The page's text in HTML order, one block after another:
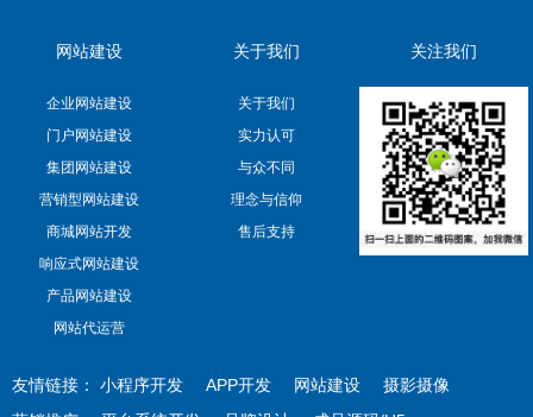
网站建设
企业网站建设
门户网站建设
集团网站建设
营销型网站建设
商城网站开发
响应式网站建设
产品网站建设
网站代运营
关于我们
关于我们
实力认可
与众不同
理念与信仰
售后支持
关注我们
友情链接： 小程序开发 APP开发 网站建设
摄影摄像